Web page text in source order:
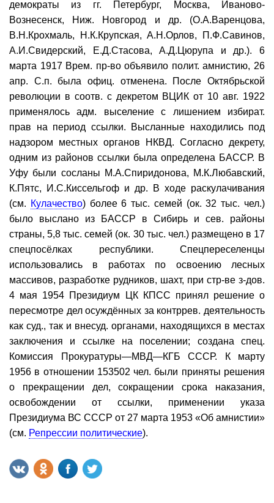
демократы из гг. Петербург, Москва, Иваново-
Вознесенск, Ниж. Новгород и др. (О.А.Варенцова,
В.Н.Крохмаль, Н.К.Крупская, А.Н.Орлов, П.Ф.Савинов,
А.И.Свидерский, Е.Д.Стасова, А.Д.Цюрупа и др.). 6
марта 1917 Врем. пр-во объявило полит. амнистию, 26
апр. С.п. была офиц. отменена. После Октябрьской
революции в соотв. с декретом ВЦИК от 10 авг. 1922
применялось адм. выселение с лишением избират.
прав на период ссылки. Высланные находились под
надзором местных органов НКВД. Согласно декрету,
одним из районов ссылки была определена БАССР. В
Уфу были сосланы М.А.Спиридонова, М.К.Любавский,
К.Пятс, И.С.Киссельгоф и др. В ходе раскулачивания
(см. Кулачество) более 6 тыс. семей (ок. 32 тыс. чел.)
было выслано из БАССР в Сибирь и сев. районы
страны, 5,8 тыс. семей (ок. 30 тыс. чел.) размещено в 17
спецпосёлках республики. Спецпереселенцы
использовались в работах по освоению лесных
массивов, разработке рудников, шахт, при стр-ве з-дов.
4 мая 1954 Президиум ЦК КПСС принял решение о
пересмотре дел осуждённых за контррев. деятельность
как суд., так и внесуд. органами, находящихся в местах
заключения и ссылке на поселении; создана спец.
Комиссия Прокуратуры—МВД—КГБ СССР. К марту
1956 в отношении 153502 чел. были приняты решения
о прекращении дел, сокращении срока наказания,
освобождении от ссылки, применении указа
Президиума ВС СССР от 27 марта 1953 «Об амнистии»
(см. Репрессии политические).